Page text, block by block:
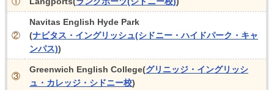
②
Navitas English Hyde Park
(ナビタス・イングリッシュ(シドニー・ハイドパーク・キャ
ンパス))
③
Greenwich English College(グリニッジ・イングリッシ
ュ・カレッジ・シドニー校)